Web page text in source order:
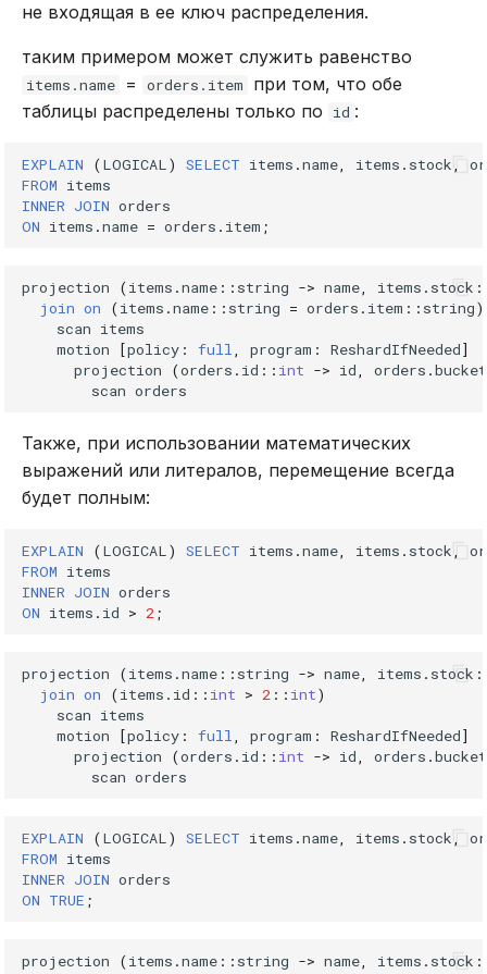
не входящая в ее ключ распределения.
таким примером может служить равенство
items.name = orders.item
при том, что обе
таблицы распределены только по
id :
EXPLAIN (LOGICAL) SELECT items .name, items . stock,
FROM items
INNER JOIN orders
ON items .name = orders . item ;
projection (items .name :: string -> name, items . stock
join on (items .name :: string = orders . item :: string)
scan items
motion
[policy : full, program : ReshardIfNeeded]
projection
(orders . id :: int -> id, orders .
scan orders
Также, при использовании математических
выражений или литералов, перемещение всегда
будет полным:
EXPLAIN (LOGICAL) SELECT items .name, items . stock,
FROM items
INNER JOIN orders
ON items . id > 2;
projection (items .name :: string -> name, items . stock
join on (items . id :: int > 2 :: int)
scan items
motion
[policy : full, program : ReshardIfNeeded]
projection
(orders . id :: int -> id, orders .
scan orders
EXPLAIN (LOGICAL) SELECT items .name, items . stock,
FROM items
INNER JOIN orders
ON TRUE ;
projection (items .name :: string -> name, items . stock